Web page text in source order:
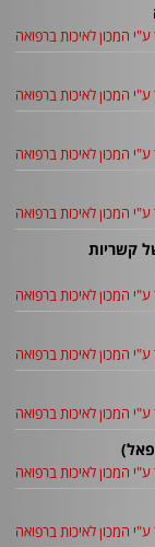
המכון לאיכות ברפואה
המכון לאיכות ברפואה
המכון לאיכות ברפואה
המכון לאיכות ברפואה
קשריות
המכון לאיכות ברפואה
המכון לאיכות ברפואה
המכון לאיכות ברפואה
המכון לאיכות ברפואה
המכון לאיכות ברפואה